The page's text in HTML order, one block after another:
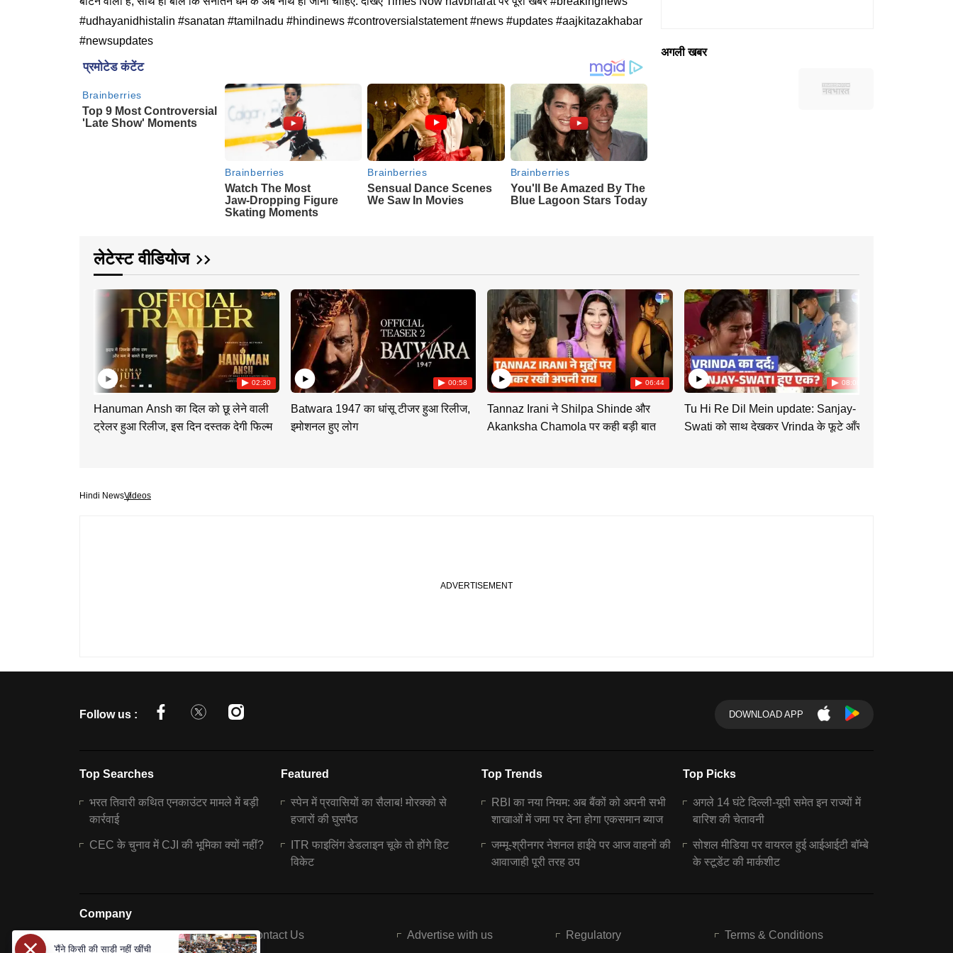
#udhayanidhistalin #sanatan #tamilnadu #hindinews #controversialstatement #news #updates #aajkitazakhabar
#newsupdates
अगली खबर
लेटेस्ट वीडियोज
02:30
Hanuman Ansh का दिल को छू लेने वाली
ट्रेलर हुआ रिलीज, इस दिन दस्तक देगी फिल्म
00:58
Batwara 1947 का धांसू टीजर हुआ रिलीज,
इमोशनल हुए लोग
06:44
Tannaz Irani ने Shilpa Shinde और
Akanksha Chamola पर कही बड़ी बात
08:08
Tu Hi Re Dil Mein update: Sanjay-
Swati को साथ देखकर Vrinda के फूटे आँसू |
Hindi NewsVideos
Follow us : DOWNLOAD APP
Top Searches
भरत तिवारी कथित एनकाउंटर मामले में बड़ी
कार्रवाई
CEC के चुनाव में CJI की भूमिका क्यों नहीं?
Featured
स्पेन में प्रवासियों का सैलाब! मोरक्को से
हजारों की घुसपैठ
ITR फाइलिंग डेडलाइन चूके तो होंगे हिट
विकेट
Top Trends
RBI का नया नियम: अब बैंकों को अपनी सभी
शाखाओं में जमा पर देना होगा एकसमान ब्याज
जम्मू-श्रीनगर नेशनल हाईवे पर आज वाहनों की
आवाजाही पूरी तरह ठप
Top Picks
अगले 14 घंटे दिल्ली-यूपी समेत इन राज्यों में
बारिश की चेतावनी
सोशल मीडिया पर वायरल हुई आईआईटी बॉम्बे
के स्टूडेंट की मार्कशीट
Company
Contact Us Advertise with us Regulatory Terms & Conditions
'मैंने किसी की साड़ी नहीं खींची